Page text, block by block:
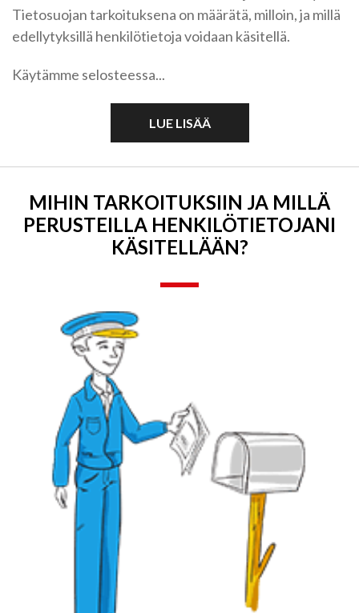
Tietosuojan tarkoituksena on määrätä, milloin, ja millä
edellytyksillä henkilötietoja voidaan käsitellä.
Käytämme selosteessa...
LUE LISÄÄ
MIHIN TARKOITUKSIIN JA MILLÄ
PERUSTEILLA HENKILÖ­TIETOJANI
KÄSITELLÄÄN?